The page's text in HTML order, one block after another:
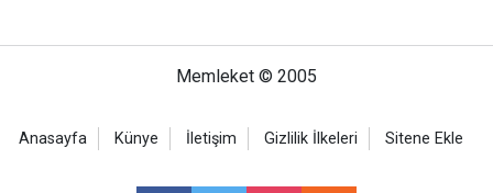
Memleket © 2005
Anasayfa Künye İletişim Gizlilik İlkeleri Sitene Ekle